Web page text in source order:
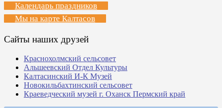
Календарь праздников
Мы на карте Калтасов
Сайты наших друзей
Краснохолмский сельсовет
Альшеевский Отдел Культуры
Калтасинский И-К Музей
Новокильбахтинский сельсовет
Краеведческий музей г. Оханск Пермский край